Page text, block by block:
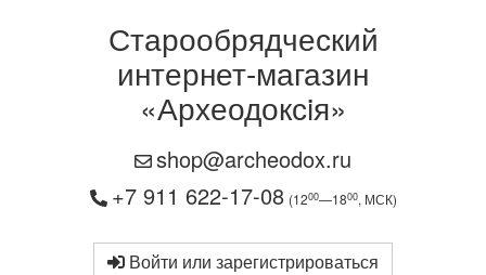
Старообрядческий
интернет-магазин
«Археодоксiя»
shop@archeodox.ru
+7 911 622-17-08 (1200—1800, МСК)
Войти или зарегистрироваться